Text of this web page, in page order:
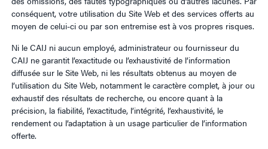
conséquent, votre utilisation du Site Web et des services offerts au
moyen de celui-ci ou par son entremise est à vos propres risques.
Ni le CAIJ ni aucun employé, administrateur ou fournisseur du
CAIJ ne garantit l’exactitude ou l’exhaustivité de l’information
diffusée sur le Site Web, ni les résultats obtenus au moyen de
l’utilisation du Site Web, notamment le caractère complet, à jour ou
exhaustif des résultats de recherche, ou encore quant à la
précision, la fiabilité, l’exactitude, l’intégrité, l’exhaustivité, le
rendement ou l’adaptation à un usage particulier de l’information
offerte.